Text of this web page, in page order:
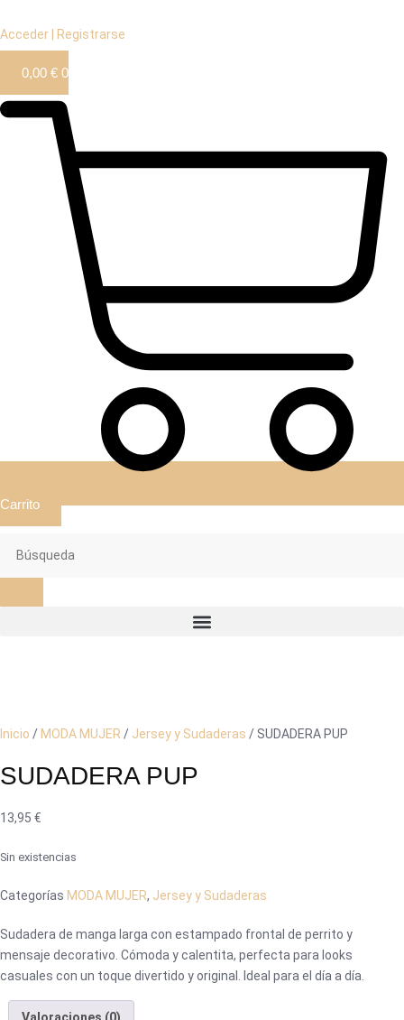
Acceder | Registrarse
0,00 € 0
Carrito
Inicio / MODA MUJER / Jersey y Sudaderas / SUDADERA PUP
SUDADERA PUP
13,95 €
Sin existencias
Categorías MODA MUJER, Jersey y Sudaderas
Sudadera de manga larga con estampado frontal de perrito y
mensaje decorativo. Cómoda y calentita, perfecta para looks
casuales con un toque divertido y original. Ideal para el día a día.